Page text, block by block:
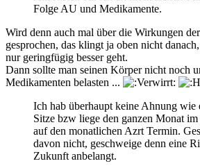
Folge AU und Medikamente.
Wird denn auch mal über die Wirkungen
gesprochen, das klingt ja oben nicht
nur geringfügig besser geht.
Dann sollte man seinen Körper nicht noch
Medikamenten belasten ...
Ich hab überhaupt keine Ahnung wie
Sitze bzw liege den ganzen Monat
auf den monatlichen Azrt Termin.
davon nicht, geschweige denn eine
Zukunft anbelangt.